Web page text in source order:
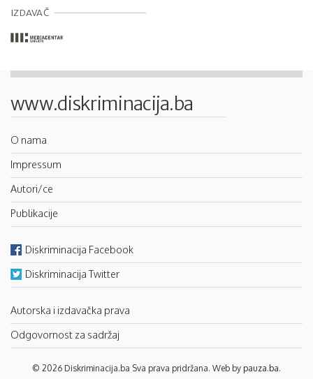
IZDAVAČ
www.diskriminacija.ba
O nama
Impressum
Autori/ce
Publikacije
Diskriminacija Facebook
Diskriminacija Twitter
Autorska i izdavačka prava
Odgovornost za sadržaj
© 2026 Diskriminacija.ba Sva prava pridržana. Web by pauza.ba.